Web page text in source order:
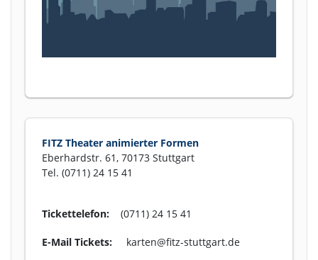
FITZ Theater animierter Formen
Eberhardstr. 61, 70173 Stuttgart
Tel. (0711) 24 15 41
Tickettelefon: (0711) 24 15 41
E-Mail Tickets: karten@fitz-stuttgart.de